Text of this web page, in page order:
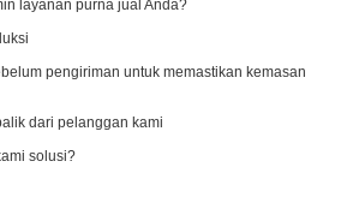
layanan purna jual Anda?
pengiriman untuk memastikan kemasan
dari pelanggan kami
solusi?